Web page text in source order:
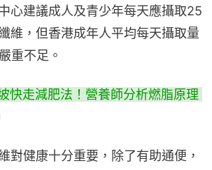
心建議成人及青少年每天應攝取25
維，但香港成年人平均每天攝取量
重不足。
快走減肥法！營養師分析燃脂原理
對健康十分重要，除了有助通便，